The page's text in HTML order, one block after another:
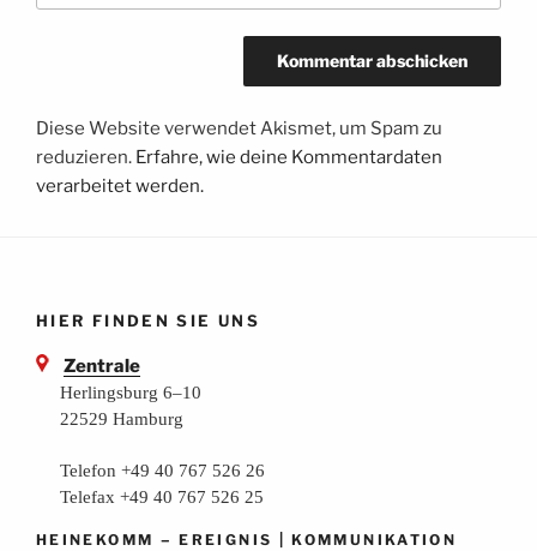
Diese Website verwendet Akismet, um Spam zu
reduzieren. Erfahre, wie deine Kommentardaten
verarbeitet werden.
HIER FINDEN SIE UNS
Zentrale
Herlingsburg 6–10
22529 Hamburg
Telefon +49 40 767 526 26
Telefax +49 40 767 526 25
HEINEKOMM –EREIGNIS |KOMMUNIKATION